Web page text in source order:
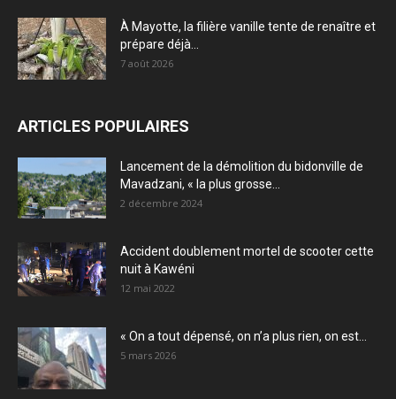
À Mayotte, la filière vanille tente de renaître et
prépare déjà...
7 août 2026
ARTICLES POPULAIRES
Lancement de la démolition du bidonville de
Mavadzani, « la plus grosse...
2 décembre 2024
Accident doublement mortel de scooter cette
nuit à Kawéni
12 mai 2022
« On a tout dépensé, on n’a plus rien, on est...
5 mars 2026